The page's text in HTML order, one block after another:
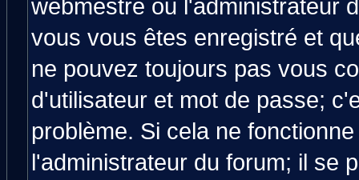
webmestre ou l'administrateur
vous vous êtes enregistré et
ne pouvez toujours pas vous
d'utilisateur et mot de passe;
problème. Si cela ne
l'administrateur du forum; il se